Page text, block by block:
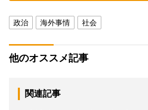
政治 海外事情 社会
他のオススメ記事
関連記事